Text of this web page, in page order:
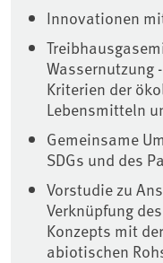
Innovationen
Wassernutzung
Kriterien der
Lebensmitteln
Gemeinsame
SDGs und des
Vorstudie zu
Verknüpfung
Konzepts mit
abiotischen